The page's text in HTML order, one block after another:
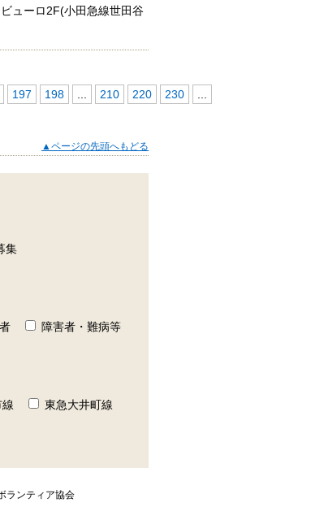
ューロ2F(小田急線世田谷
197 198 210 220 230
▲ページの先頭へもどる
集
障害者・難病等
東急大井町線
ランティア協会